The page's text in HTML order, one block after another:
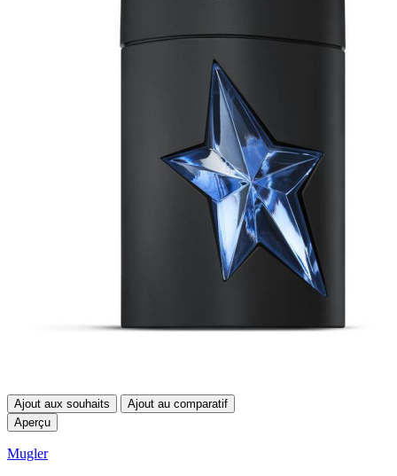
Ajout aux souhaits
Ajout au comparatif
Aperçu
Mugler